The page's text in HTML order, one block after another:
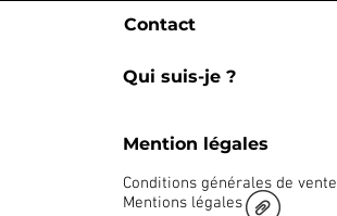
Contact
Qui suis-je ?
Mention légales
Conditions générales de vente
Mentions légales